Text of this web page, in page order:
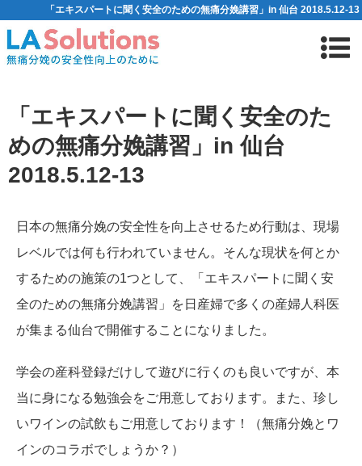
「エキスパートに聞く安全のための無痛分娩講習」in 仙台 2018.5.12-13
「エキスパートに聞く安全のた
めの無痛分娩講習」in 仙台
2018.5.12-13
日本の無痛分娩の安全性を向上させるため行動は、現場
レベルでは何も行われていません。そんな現状を何とか
するための施策の1つとして、「エキスパートに聞く安
全のための無痛分娩講習」を日産婦で多くの産婦人科医
が集まる仙台で開催することになりました。
学会の産科登録だけして遊びに行くのも良いですが、本
当に身になる勉強会をご用意しております。また、珍し
いワインの試飲もご用意しております！（無痛分娩とワ
インのコラボでしょうか？）